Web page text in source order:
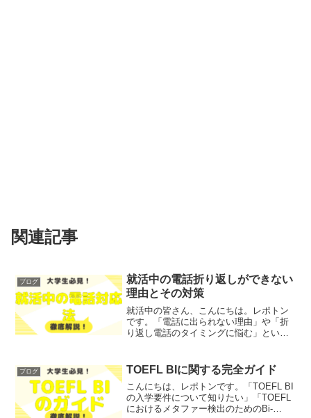
関連記事
ブログ
就活中の電話折り返しができない
理由とその対策
就活中の皆さん、こんにちは。レポトン
です。「電話に出られない理由」や「折
り返し電話のタイミングに悩む」といっ
電話折り返しができない理由とその対策
を、わかりやすく解説しま...
ブログ TOEFL BIに関する完全ガイド
こんにちは、レポトンです。「TOEFL BI
の入学要件について知りたい」「TOEFL
におけるメタファー検出のためのBi-